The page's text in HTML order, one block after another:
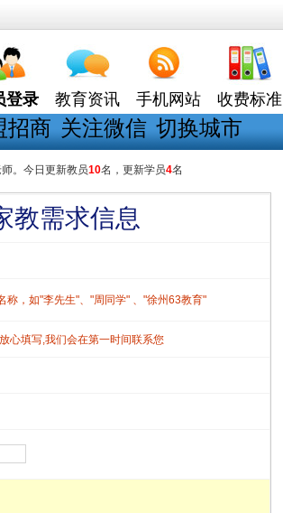
登录 教育资讯 手机网站 收费标准
招商 关注微信 切换城市
。今日更新教员10名，更新学员4名
教需求信息
，如"李先生"、"周同学" 、"徐州63教育"
心填写,我们会在第一时间联系您